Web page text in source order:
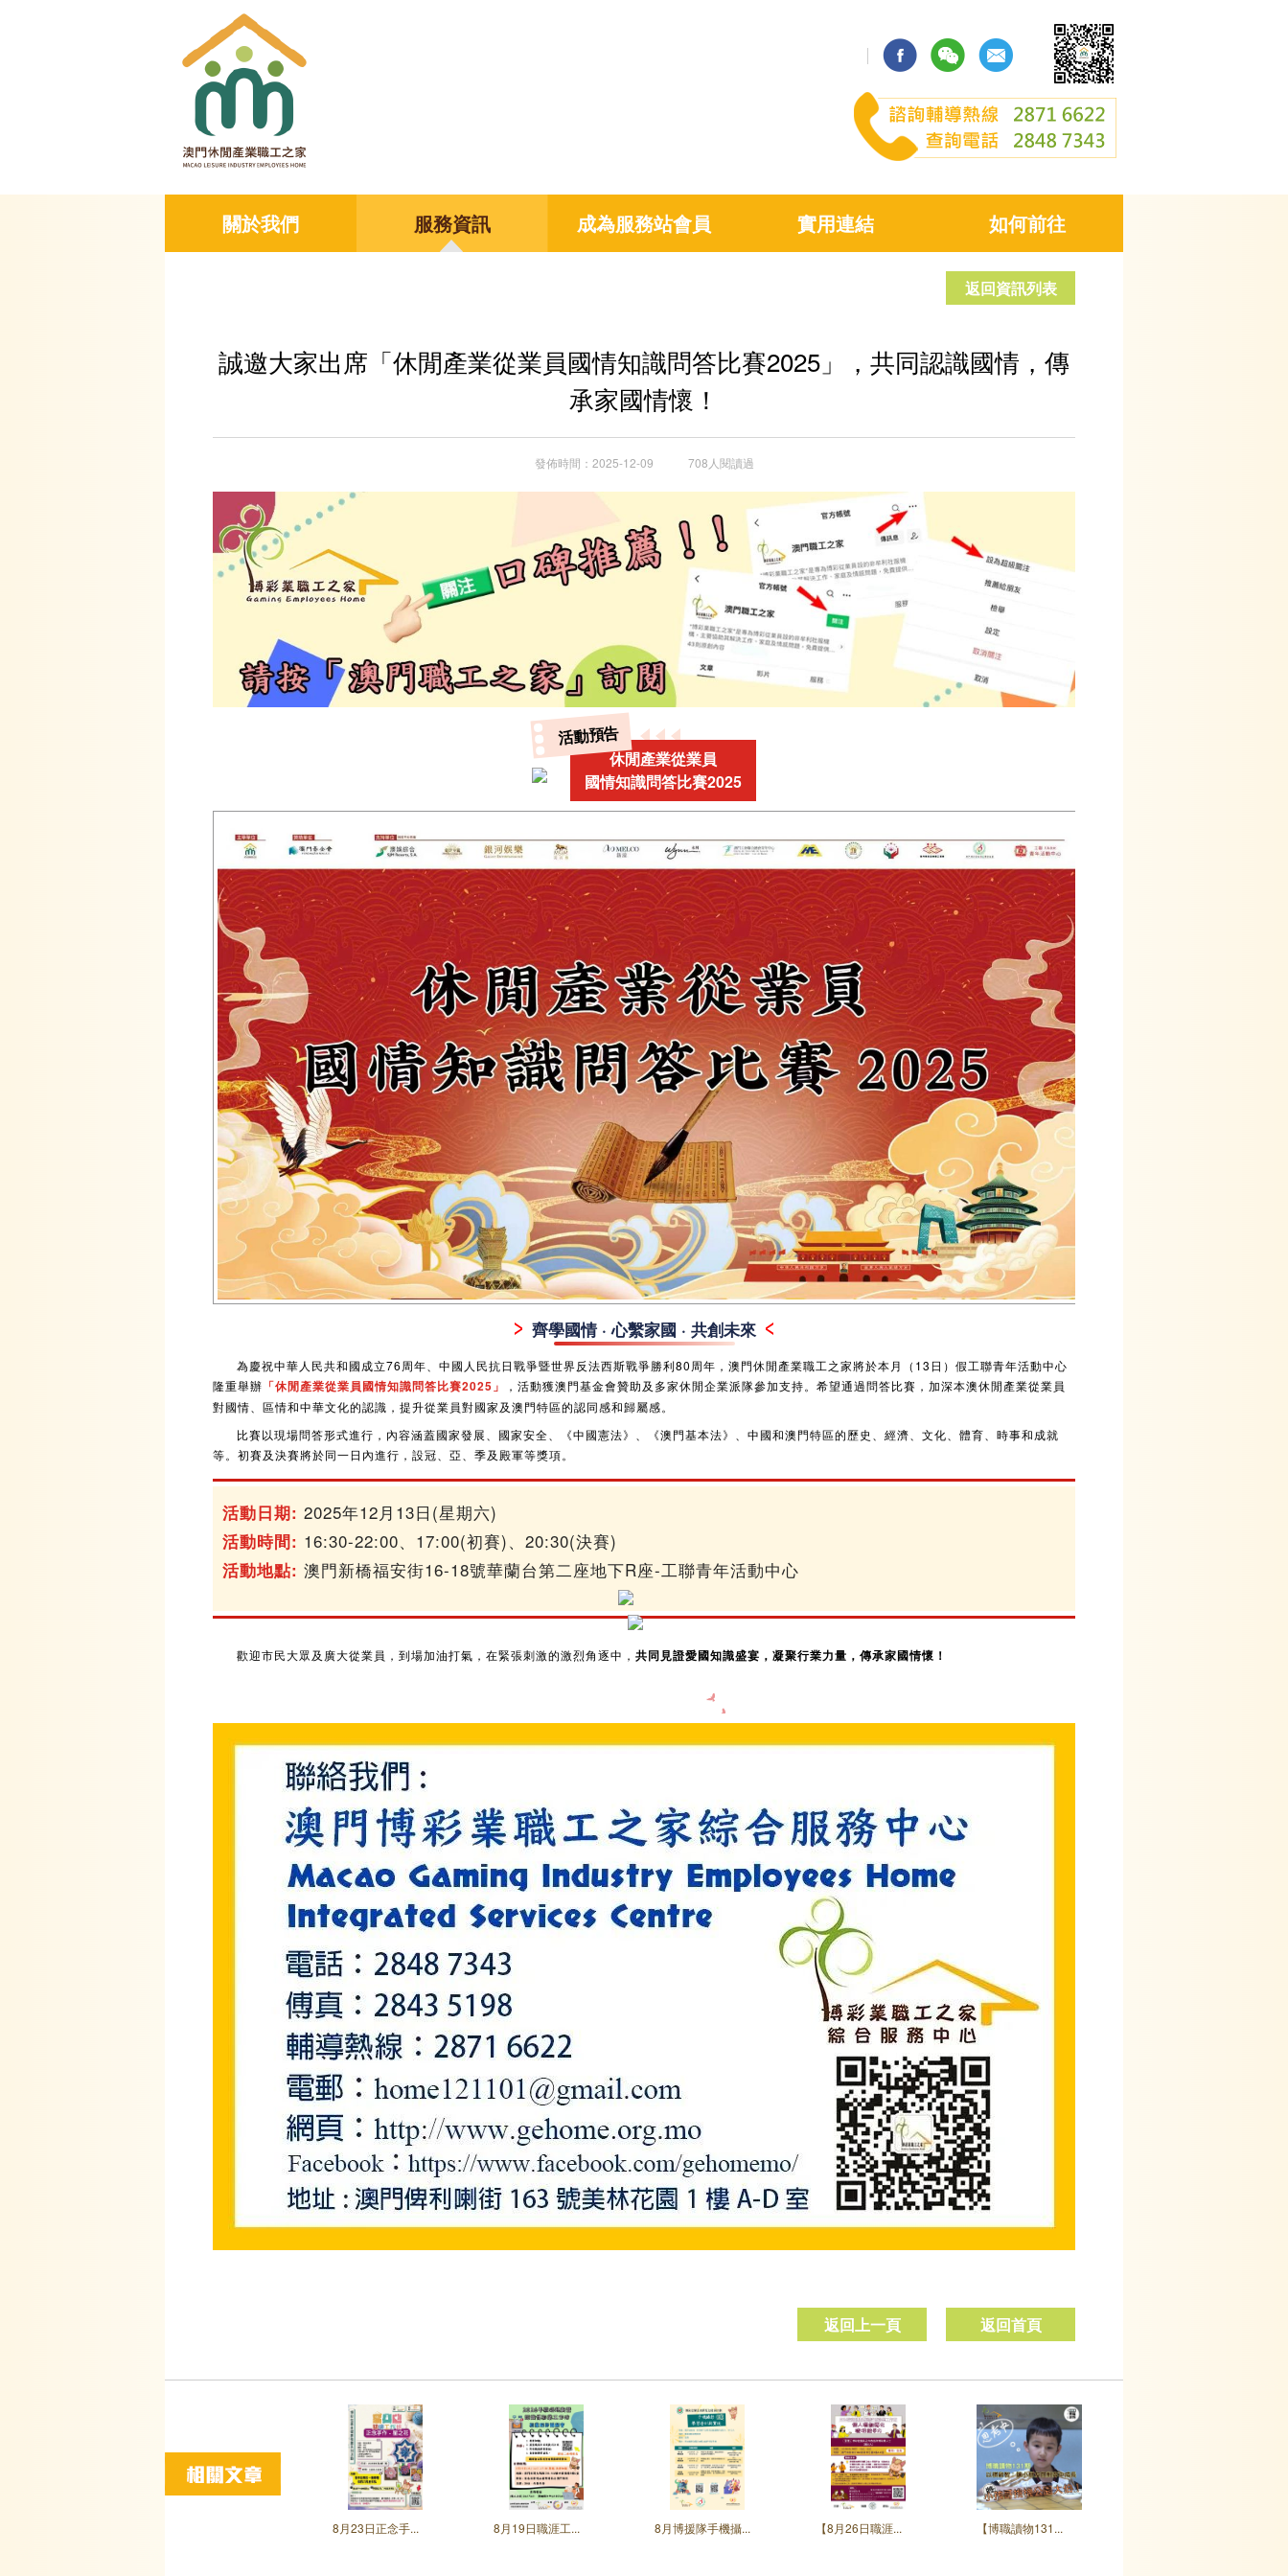
關於我們 服務資訊 成為服務站會員 實用連結 如何前往
返回資訊列表
誠邀大家出席「休閒產業從業員國情知識問答比賽2025」，共同認識國情，傳
承家國情懷！
發佈時間：2025-12-09 708人閱讀過
活動預告
休閒產業從業員
國情知識問答比賽2025
齊學國情 · 心繫家國 · 共創未來
為慶祝中華人民共和國成立76周年、中國人民抗日戰爭暨世界反法西斯戰爭勝利80周年，澳門休閒產業職工之家將於本月（13日）假工聯青年活動中心
隆重舉辦 「休閒產業從業員國情知識問答比賽2025」
，活動獲澳門基金會贊助及多家休閒企業派隊參加支持。希望通過問答比賽，加深本澳休閒產業從業員
對國情、區情和中華文化的認識，提升從業員對國家及澳門特區的認同感和歸屬感。
比賽以現場問答形式進行，內容涵蓋國家發展、國家安全、《中國憲法》、《澳門基本法》、中國和澳門特區的歷史、經濟、文化、體育、時事和成就
等。初賽及決賽將於同一日內進行，設冠、亞、季及殿軍等獎項。
活動日期: 2025年12月13日(星期六)
活動時間: 16:30-22:00、17:00(初賽)、20:30(決賽)
活動地點: 澳門新橋福安街16-18號華蘭台第二座地下R座-工聯青年活動中心
歡迎市民大眾及廣大從業員，到場加油打氣，在緊張刺激的激烈角逐中，共同見證愛國知識盛宴，凝聚行業力量，傳承家國情懷！
返回首頁
返回上一頁
8月23日正念手... 8月19日職涯工... 8月博援隊手機攝... 【8月26日職涯... 【博職讀物131...